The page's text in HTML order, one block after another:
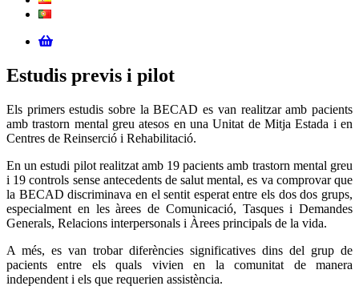
Estudis previs i pilot
Els primers estudis sobre la BECAD es van realitzar amb pacients
amb trastorn mental greu atesos en una Unitat de Mitja Estada i en
Centres de Reinserció i Rehabilitació.
En un estudi pilot realitzat amb 19 pacients amb trastorn mental greu
i 19 controls sense antecedents de salut mental, es va comprovar que
la BECAD discriminava en el sentit esperat entre els dos dos grups,
especialment en les àrees de Comunicació, Tasques i Demandes
Generals, Relacions interpersonals i Àrees principals de la vida.
A més, es van trobar diferències significatives dins del grup de
pacients entre els quals vivien en la comunitat de manera
independent i els que requerien assistència.